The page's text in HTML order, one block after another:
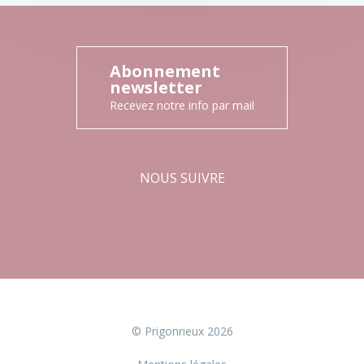
Abonnement
newsletter
Recevez notre info par mail
NOUS SUIVRE
© Prigonrieux 2026